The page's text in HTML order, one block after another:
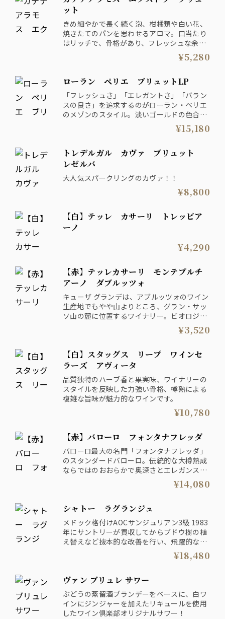
ット
きめ細やかで長く続く泡、柑橘類や白い花、
焼きたてのパンを思わせるアロマ。口当たり
はリッチで、骨格があり、フレッシュな余韻
¥5,280
ローラン ペリエ ブリュットLP
「フレッシュさ」「エレガントさ」「バラン
スの良さ」を追求するのがローラン・ペリエ
のメゾンのスタイル。淡いゴールドの色合い
と細かく糸を引くような泡立ち、柑橘類と白
い花の香りが程よく絡み合うデリケートでフ
ティフに最適でありメゾンの「名刺」ともい
えるシャンパンです。
¥15,180
トレデルガル カヴァ ブリュット
レゼルバ
大人気スパークリングのカヴァ！！
¥8,800
【白】テッレ カサーリ トレッビア
ーノ
¥4,290
【赤】テッレカサーリ モンテプルチ
アーノ ダブルッツォ
キューザ グランデは、アブルッツォのワイン
生産地でもやや山よりところ、グラン・サッ
ソ山の麓に位置するワイナリー。ビオロジッ
クの認証も受け、自然との共存を目指したワ
イン生産を行っています。薄紫のエッジを持
た味わいが心地良いミディアムボディの赤ワ
インです。
¥3,520
【白】スタッグス リープ ワインセ
ラーズ アヴィータ
品質独特のハーブ香と果実味、ワイナリーの
スタイルを反映した力強い骨格、樽熟による
複雑な旨味が魅力的なワインです。
¥10,780
【赤】バローロ フォンタナフレッダ
バローロ最大の名門「フォンタナフレッダ」
のスタンダードバローロ。伝統的な大樽熟成
ならではのおおらかで奥深さとエレガンスを
併せ持った上品な味わい。いつ飲んでも安定
¥14,080
シャトー ラグランジュ
メドック格付けAOCサンジュリアン3級 1983
年にサントリーが買収してからブドウ樹の植
え替えなど抜本的な改善を行い、飛躍的な品
質向上を遂げました。ステンレスタンクで
15-25日間発酵後、新樽を30-60%使用して
良い樽の香りが優美に溶け込み、タンニンと
酸味の調和が見事です。
¥18,480
ヴァン ブリュレ サワー
ぶどうの蒸留酒ブランデーをベースに、白ワ
インにジンジャーを加えたリキュールを使用
したワイン倶楽部オリジナルサワー！